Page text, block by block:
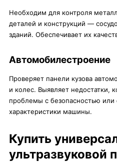
Необходим для контроля
деталей и конструкций —
зданий. Обеспечивает их
Автомобилестроение
Проверяет панели кузова
и колес. Выявляет недостатки,
проблемы с безопасностью или
характеристики машины.
Купить
ультразвуковой